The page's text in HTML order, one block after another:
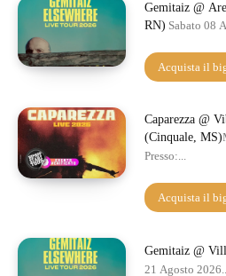
Gemitaiz @
RN) Sabato 08
Acquista il
Caparezza @
(Cinquale, MS)
Presso:...
Acquista il
Gemitaiz @
21 Agosto